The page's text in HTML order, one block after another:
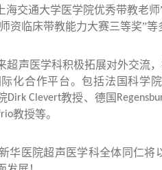
海交通大学医学院优秀带教老
资临床带教能力大赛三等奖”等
超声医学科积极拓展对外交流
化合作平台。包括法国科学
Dirk Clevert教授、德国
教授等。
华医院超声医学科全体同仁